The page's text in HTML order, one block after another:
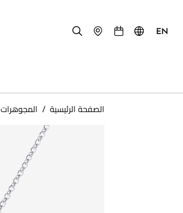
EN
الصفحة الرئيسية / المجوهرات